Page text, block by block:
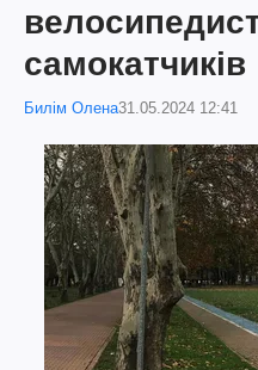
самокатчиків
Билім Олена31.05.2024 12:41